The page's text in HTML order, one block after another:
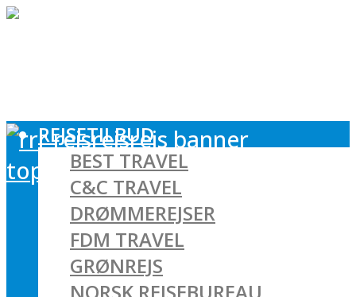
REJSETILBUD
BEST TRAVEL
C&C TRAVEL
DRØMMEREJSER
FDM TRAVEL
GRØNREJS